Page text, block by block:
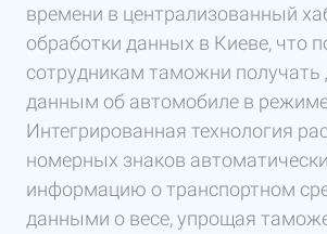
времени в централизованный
обработки данных в Киеве, что
сотрудникам таможни получать
данным об автомобиле в
Интегрированная технология
номерных знаков
информацию о транспортном
данными о весе, упрощая